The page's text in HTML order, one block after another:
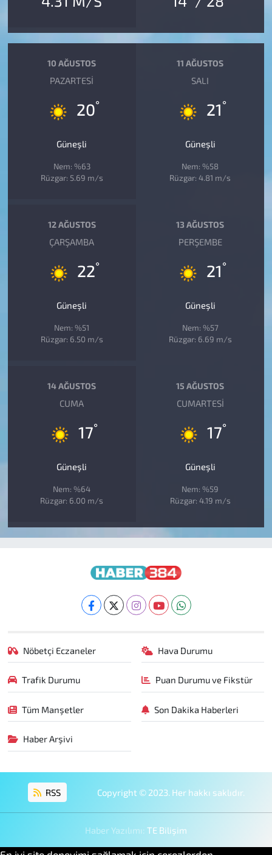
10 AĞUSTOS
PAZARTESI
20°
Güneşli
Nem: %63
Rüzgar: 5.69 m/s
11 AĞUSTOS
SALI
21°
Güneşli
Nem: %58
Rüzgar: 4.81 m/s
12 AĞUSTOS
ÇARŞAMBA
22°
Güneşli
Nem: %51
Rüzgar: 6.50 m/s
13 AĞUSTOS
PERŞEMBE
21°
Güneşli
Nem: %57
Rüzgar: 6.69 m/s
14 AĞUSTOS
CUMA
17°
Güneşli
Nem: %64
Rüzgar: 6.00 m/s
15 AĞUSTOS
CUMARTESI
17°
Güneşli
Nem: %59
Rüzgar: 4.19 m/s
Nöbetçi Eczaneler Hava Durumu
Trafik Durumu Puan Durumu ve Fikstür
Tüm Manşetler Son Dakika Haberleri
Haber Arşivi
RSS Copyright © 2023. Her hakkı saklıdır.
Haber Yazılımı: TE Bilişim